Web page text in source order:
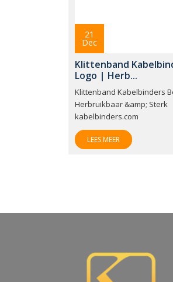
21
Dec
Klittenband
Logo | Herb...
Klittenband Kabelbinders
Herbruikbaar &amp; Sterk
kabelbinders.com
LEES MEER